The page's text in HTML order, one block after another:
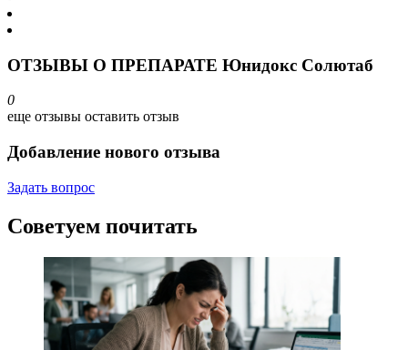
ОТЗЫВЫ О ПРЕПАРАТЕ Юнидокс Солютаб
0
еще отзывы оставить отзыв
Добавление нового отзыва
Задать вопрос
Советуем почитать